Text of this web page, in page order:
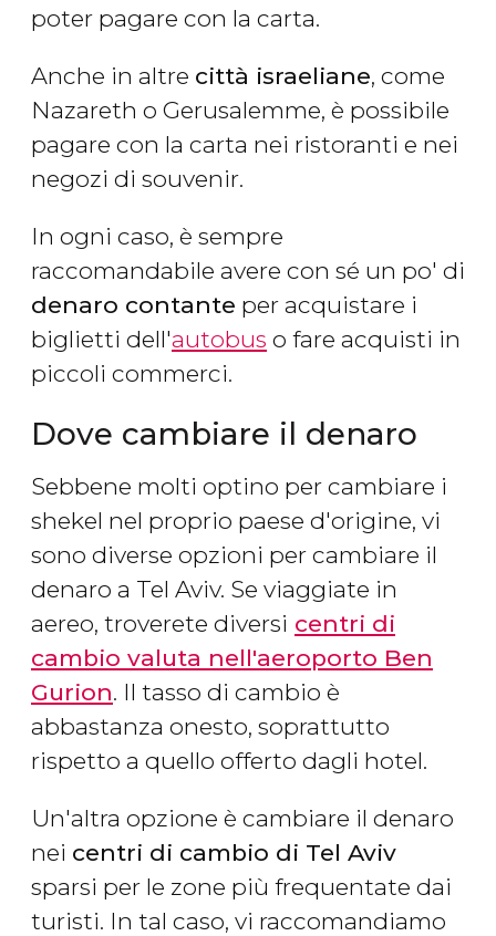
poter pagare con la carta.
Anche in altre città israeliane, come
Nazareth o Gerusalemme, è possibile
pagare con la carta nei ristoranti e nei
negozi di souvenir.
In ogni caso, è sempre
raccomandabile avere con sé un po' di
denaro contante per acquistare i
biglietti dell'autobus o fare acquisti in
piccoli commerci.
Dove cambiare il denaro
Sebbene molti optino per cambiare i
shekel nel proprio paese d'origine, vi
sono diverse opzioni per cambiare il
denaro a Tel Aviv. Se viaggiate in
aereo, troverete diversi centri di
cambio valuta nell'aeroporto Ben
Gurion. Il tasso di cambio è
abbastanza onesto, soprattutto
rispetto a quello offerto dagli hotel.
Un'altra opzione è cambiare il denaro
nei centri di cambio di Tel Aviv
sparsi per le zone più frequentate dai
turisti. In tal caso, vi raccomandiamo